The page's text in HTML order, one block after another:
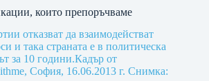
които препоръчваме